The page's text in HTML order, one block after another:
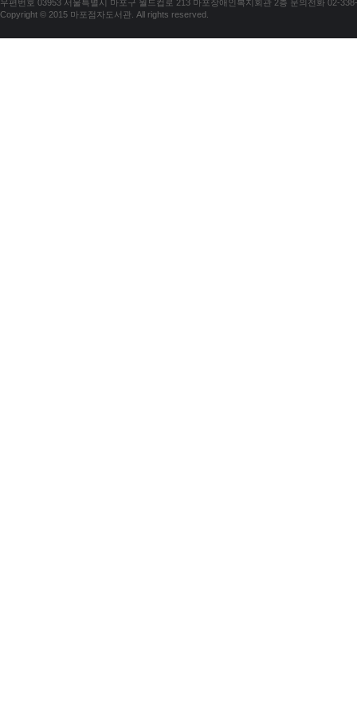
우편번호 03953 서울특별시 마포구 월드컵로 213 마포장애인복지회관 2층 문의전화 02-
Copyright © 2015 마포점자도서관. All rights reserved.